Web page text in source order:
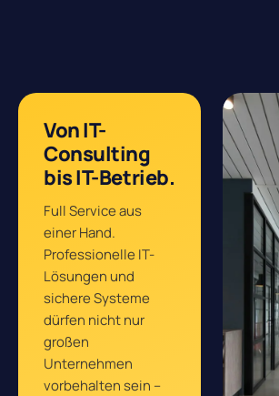
Von IT-
Consulting
bis IT-Betrieb.
Full Service aus
einer Hand.
Professionelle IT-
Lösungen und
sichere Systeme
dürfen nicht nur
großen
Unternehmen
vorbehalten sein –